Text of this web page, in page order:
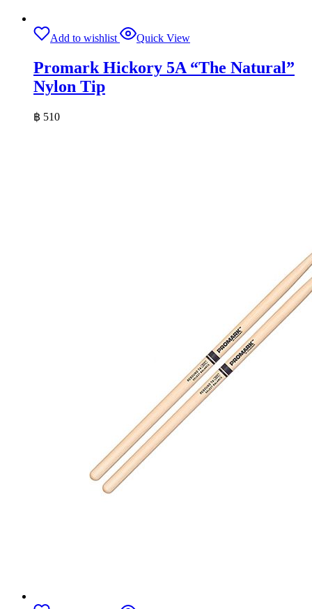
Add to wishlist Quick View
Promark Hickory 5A “The Natural”
Nylon Tip
฿ 510